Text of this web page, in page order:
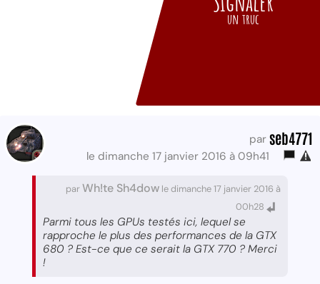
un truc
par seb4771
le dimanche 17 janvier 2016 à 09h41
parWh!te Sh4dow le dimanche 17 janvier 2016 à
00h28
Parmi tous les GPUs testés ici, lequel se
rapproche le plus des performances de la GTX
680 ? Est-ce que ce serait la GTX 770 ? Merci
!